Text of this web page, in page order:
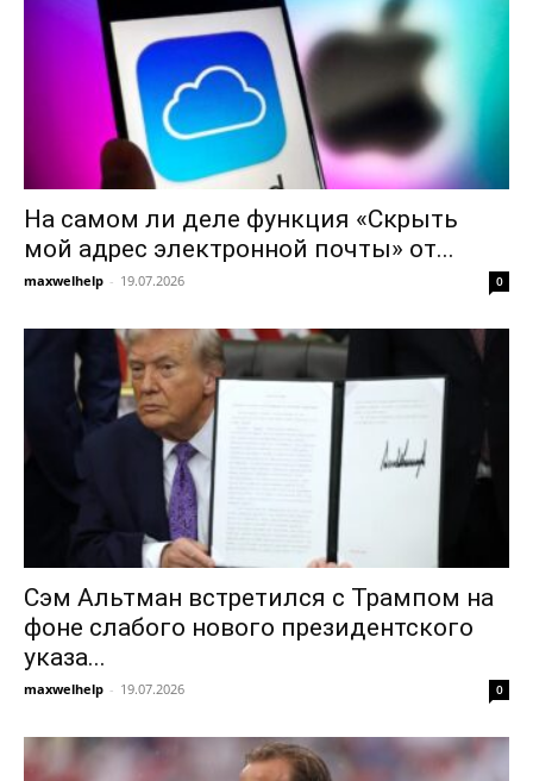
На самом ли деле функция «Скрыть
мой адрес электронной почты» от...
maxwelhelp - 19.07.2026 0
Сэм Альтман встретился с Трампом на
фоне слабого нового президентского
указа...
maxwelhelp - 19.07.2026 0